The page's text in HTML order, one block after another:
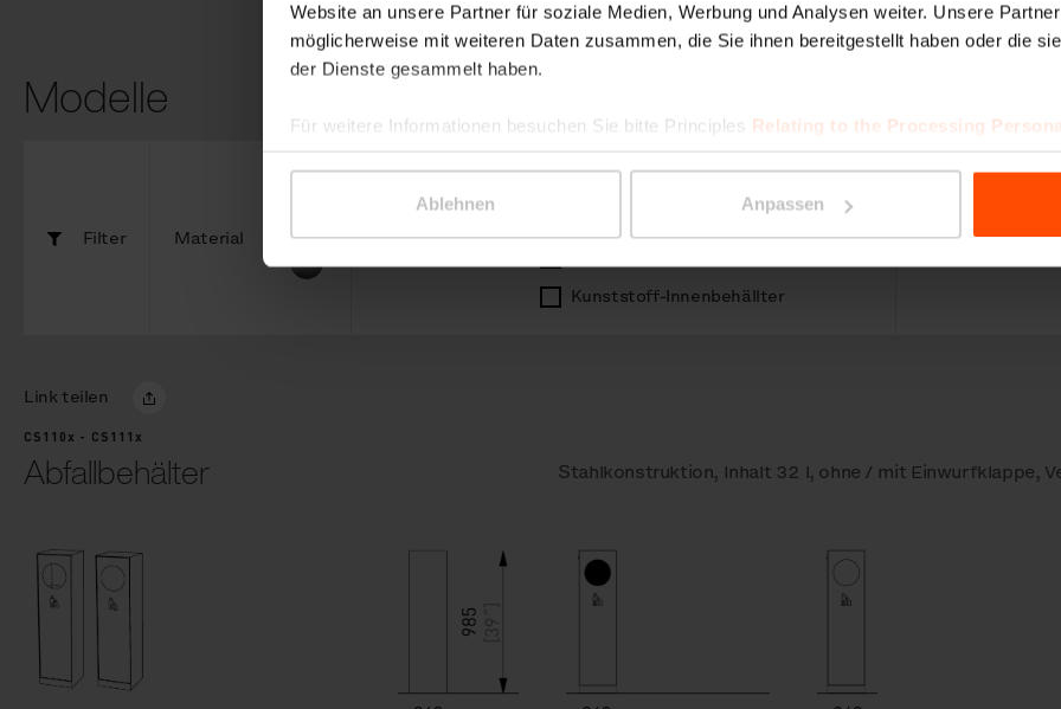
Website an unsere Partner für soziale Medien, Werbung und Analysen weiter. Unsere
möglicherweise mit weiteren Daten zusammen, die Sie ihnen bereitgestellt haben oder die
der Dienste gesammelt haben.
Für weitere Informationen besuchen Sie bitte Principles Relating to the Processing
Ablehnen Anpassen
Modelle
Filter Material Komponenten
Abfallbehälter für Mülltrennung
Kunststoff-Innenbehällter
Parametern
Link teilen
CS110x - CS111x
Abfallbehälter Stahlkonstruktion, Inhalt 32 l, ohne / mit Einwurfklappe,